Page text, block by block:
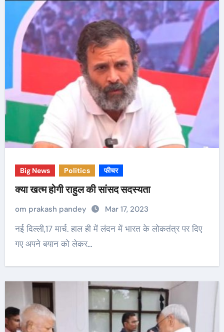
Big News Politics फीचर
क्या खत्म होगी राहुल की सांसद सदस्यता
om prakash pandey Mar 17, 2023
नई दिल्ली,17 मार्च. हाल ही में लंदन में भारत के लोकतंत्र पर दिए
गए अपने बयान को लेकर…